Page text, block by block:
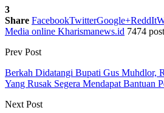
3
Share FacebookTwitterGoogle+ReddIt
Media online Kharismanews.id 7474
Prev Post
Berkah Didatangi Bupati Gus Muhdlor,
Yang Rusak Segera Mendapat Bantuan
Next Post